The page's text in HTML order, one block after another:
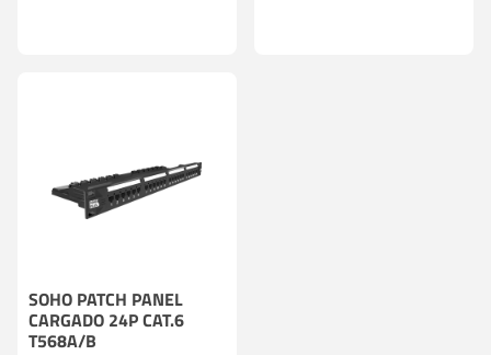
SOHO PATCH PANEL
CARGADO 24P CAT.6
T568A/B